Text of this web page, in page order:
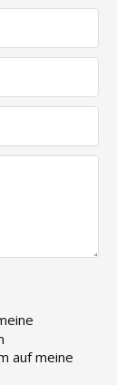
auf meine